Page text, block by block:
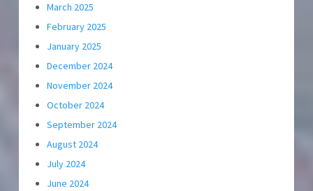
March 2025
February 2025
January 2025
December 2024
November 2024
October 2024
September 2024
August 2024
July 2024
June 2024